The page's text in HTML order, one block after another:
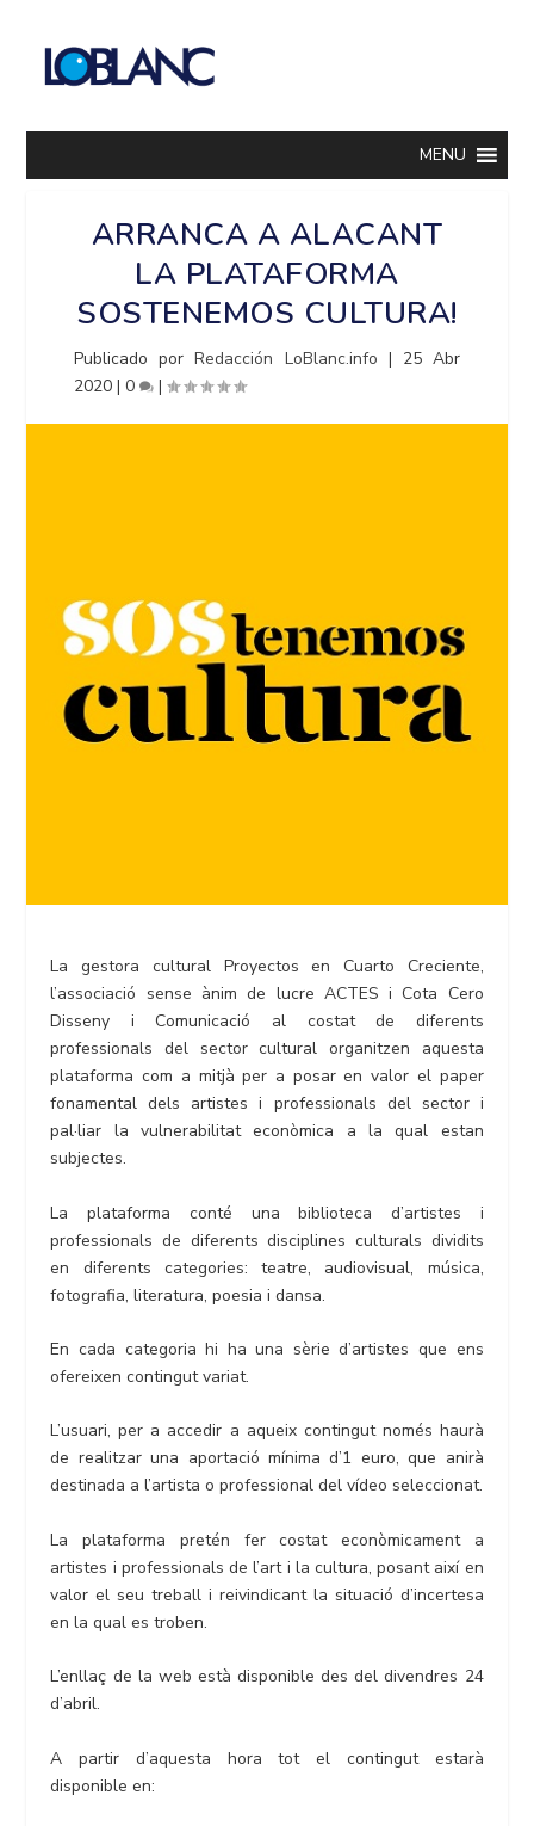
MENU
ARRANCA A ALACANT
LA PLATAFORMA
SOSTENEMOS CULTURA!
Publicado porRedacción LoBlanc.info | 25 Abr
2020 |0 |
La gestora cultural Proyectos en Cuarto Creciente,
l’associació sense ànim de lucre ACTES i Cota Cero
Disseny i Comunicació al costat de diferents
professionals del sector cultural organitzen aquesta
plataforma com a mitjà per a posar en valor el paper
fonamental dels artistes i professionals del sector i
pal·liar la vulnerabilitat econòmica a la qual estan
subjectes.
La plataforma conté una biblioteca d’artistes i
professionals de diferents disciplines culturals dividits
en diferents categories: teatre, audiovisual, música,
fotografia, literatura, poesia i dansa.
En cada categoria hi ha una sèrie d’artistes que ens
ofereixen contingut variat.
L’usuari, per a accedir a aqueix contingut només haurà
de realitzar una aportació mínima d’1 euro, que anirà
destinada a l’artista o professional del vídeo seleccionat.
La plataforma pretén fer costat econòmicament a
artistes i professionals de l’art i la cultura, posant així en
valor el seu treball i reivindicant la situació d’incertesa
en la qual es troben.
L’enllaç de la web està disponible des del divendres 24
d’abril.
A partir d’aquesta hora tot el contingut estarà
disponible en: